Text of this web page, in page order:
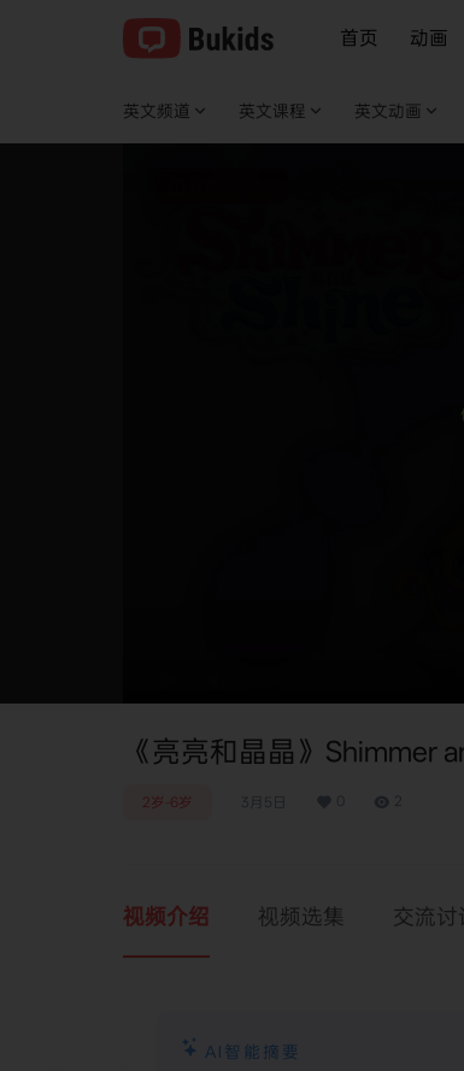
首页 动画
英文频道 英文课程 英文动画
《亮亮和晶晶》Shimmer
2岁-6岁 3月5日 2
视频介绍 视频选集 交流讨
AI智能摘要